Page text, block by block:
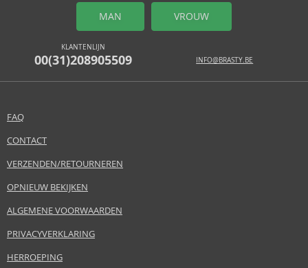
MAN VROUW
KLANTENLIJN
00(31)208905509 INFO@BRASTY.BE
FAQ
CONTACT
VERZENDEN/RETOURNEREN
OPNIEUW BEKIJKEN
ALGEMENE VOORWAARDEN
PRIVACYVERKLARING
HERROEPING